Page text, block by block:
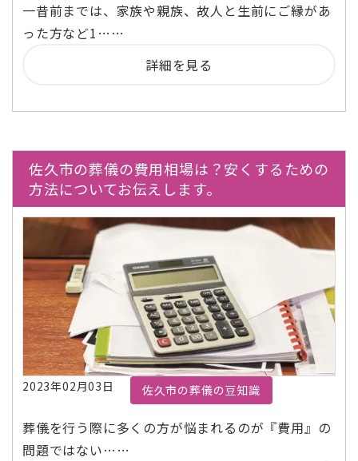
一昔前までは、家族や親族、故人と生前にご縁があ
った方など1……
詳細を見る
佐久市の葬儀の費用相場は？安くするための
方法についてお伝えします。
2023年02月03日 佐久市の葬儀の豆知識
葬儀を行う際に多くの方が悩まれるのが『費用』の
問題ではない……